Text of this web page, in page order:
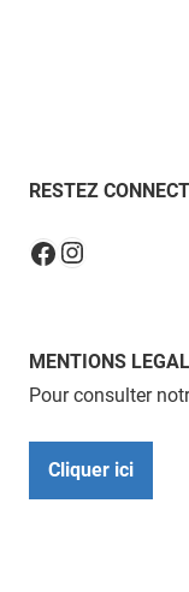
RESTEZ
Facebook
Instagram
MENTIONS
Pour consulter
Cliquer ici